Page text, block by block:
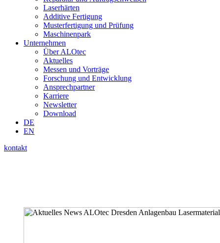
Laserhärten
Additive Fertigung
Musterfertigung und Prüfung
Maschinenpark
Unternehmen
Über ALOtec
Aktuelles
Messen und Vorträge
Forschung und Entwicklung
Ansprechpartner
Karriere
Newsletter
Download
DE
EN
kontakt